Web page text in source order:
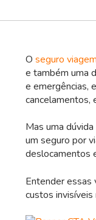
O seguro
e também uma
e emergências,
cancelamentos,
Mas uma
um seguro por
deslocamentos
Entender essas
custos